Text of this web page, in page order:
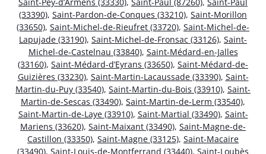
(33390), Saint-Pardon-de-Conques (33210), Saint-Morillon
(33650), Saint-Michel-de-Rieufret (33720), Saint-Michel-de-
Lapujade (33190), Saint-Michel-de-Fronsac (33126), Saint-
Michel-de-Castelnau (33840), Saint-Médard-en-Jalles
(33160), Saint-Médard-d’Eyrans (33650), Saint-Médard-de-
Guizières (33230), Saint-Martin-Lacaussade (33390), Saint-
Martin-du-Puy (33540), Saint-Martin-du-Bois (33910), Saint-
Martin-de-Sescas (33490), Saint-Martin-de-Lerm (33540),
Saint-Martin-de-Laye (33910), Saint-Martial (33490), Saint-
Mariens (33620), Saint-Maixant (33490), Saint-Magne-de-
Castillon (33350), Saint-Magne (33125), Saint-Macaire
(33490), Saint-Louis-de-Montferrand (33440), Saint-Loubès